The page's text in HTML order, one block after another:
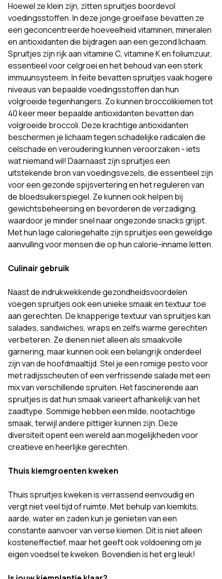
Hoewel ze klein zijn, zitten spruitjes boordevol
voedingsstoffen. In deze jonge groeifase bevatten ze
een geconcentreerde hoeveelheid vitaminen, mineralen
en antioxidanten die bijdragen aan een gezond lichaam.
Spruitjes zijn rijk aan vitamine C, vitamine K en foliumzuur,
essentieel voor celgroei en het behoud van een sterk
immuunsysteem. In feite bevatten spruitjes vaak hogere
niveaus van bepaalde voedingsstoffen dan hun
volgroeide tegenhangers. Zo kunnen broccolikiemen tot
40 keer meer bepaalde antioxidanten bevatten dan
volgroeide broccoli. Deze krachtige antioxidanten
beschermen je lichaam tegen schadelijke radicalen die
celschade en veroudering kunnen veroorzaken - iets
wat niemand wil! Daarnaast zijn spruitjes een
uitstekende bron van voedingsvezels, die essentieel zijn
voor een gezonde spijsvertering en het reguleren van
de bloedsuikerspiegel. Ze kunnen ook helpen bij
gewichtsbeheersing en bevorderen de verzadiging,
waardoor je minder snel naar ongezonde snacks grijpt.
Met hun lage caloriegehalte zijn spruitjes een geweldige
aanvulling voor mensen die op hun calorie-inname letten.
Culinair gebruik
Naast de indrukwekkende gezondheidsvoordelen
voegen spruitjes ook een unieke smaak en textuur toe
aan gerechten. De knapperige textuur van spruitjes kan
salades, sandwiches, wraps en zelfs warme gerechten
verbeteren. Ze dienen niet alleen als smaakvolle
garnering, maar kunnen ook een belangrijk onderdeel
zijn van de hoofdmaaltijd. Stel je een romige pesto voor
met radijsscheuten of een verfrissende salade met een
mix van verschillende spruiten. Het fascinerende aan
spruitjes is dat hun smaak varieert afhankelijk van het
zaadtype. Sommige hebben een milde, nootachtige
smaak, terwijl andere pittiger kunnen zijn. Deze
diversiteit opent een wereld aan mogelijkheden voor
creatieve en heerlijke gerechten.
Thuis kiemgroenten kweken
Thuis spruitjes kweken is verrassend eenvoudig en
vergt niet veel tijd of ruimte. Met behulp van kiemkits,
aarde, water en zaden kun je genieten van een
constante aanvoer van verse kiemen. Dit is niet alleen
kosteneffectief, maar het geeft ook voldoening om je
eigen voedsel te kweken. Bovendien is het erg leuk!